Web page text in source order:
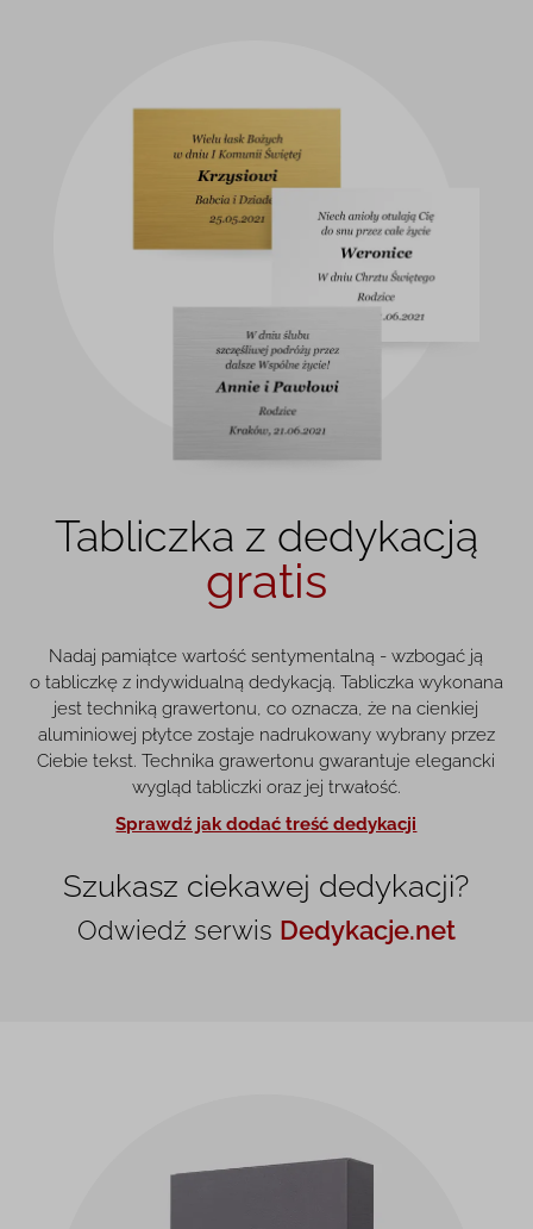
Tabliczka z dedykacją
gratis
Nadaj pamiątce wartość sentymentalną - wzbogać ją
o tabliczkę z indywidualną dedykacją. Tabliczka wykonana
jest techniką grawertonu, co oznacza, że na cienkiej
aluminiowej płytce zostaje nadrukowany wybrany przez
Ciebie tekst. Technika grawertonu gwarantuje elegancki
wygląd tabliczki oraz jej trwałość.
Sprawdź jak dodać treść dedykacji
Szukasz ciekawej dedykacji?
Odwiedź serwis Dedykacje.net